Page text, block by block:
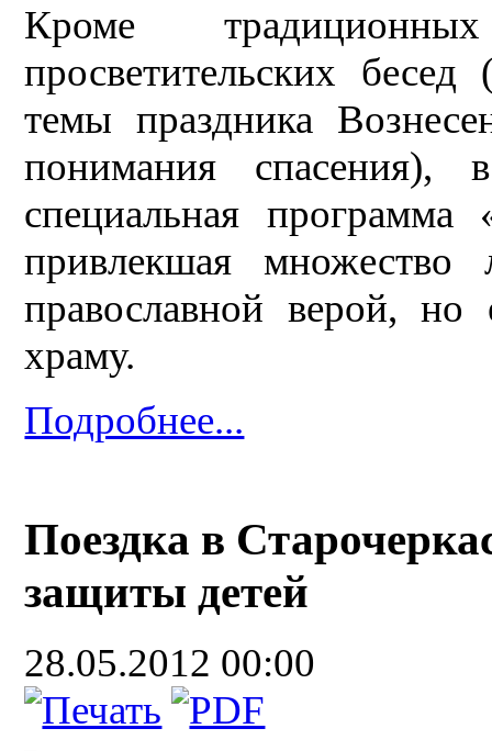
Кроме
просветительских
темы праздника
понимания спасения),
специальная программа
привлекшая множество
православной верой,
храму.
Подробнее...
Поездка в
защиты детей
28.05.2012 00:00